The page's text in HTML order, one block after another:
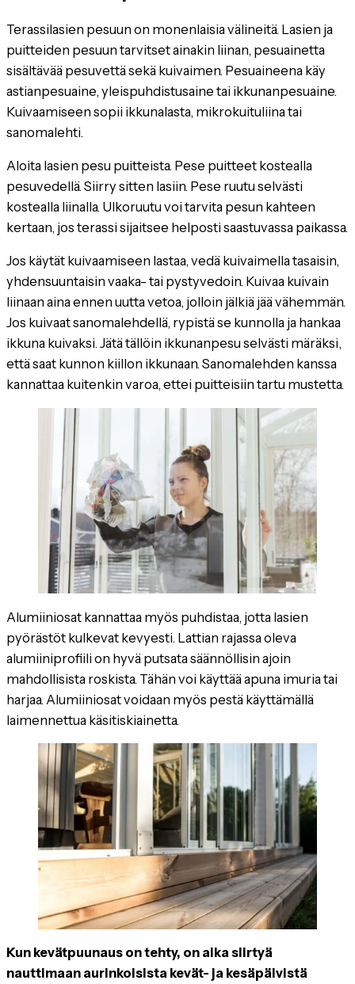
Terassilasien pesuun on monenlaisia välineitä. Lasien ja
puitteiden pesuun tarvitset ainakin liinan, pesuainetta
sisältävää pesuvettä sekä kuivaimen. Pesuaineena käy
astianpesuaine, yleispuhdistusaine tai ikkunanpesuaine.
Kuivaamiseen sopii ikkunalasta, mikrokuituliina tai
sanomalehti.
Aloita lasien pesu puitteista. Pese puitteet kostealla
pesuvedellä. Siirry sitten lasiin. Pese ruutu selvästi
kostealla liinalla. Ulkoruutu voi tarvita pesun kahteen
kertaan, jos terassi sijaitsee helposti saastuvassa paikassa.
Jos käytät kuivaamiseen lastaa, vedä kuivaimella tasaisin,
yhdensuuntaisin vaaka- tai pystyvedoin. Kuivaa kuivain
liinaan aina ennen uutta vetoa, jolloin jälkiä jää vähemmän.
Jos kuivaat sanomalehdellä, rypistä se kunnolla ja hankaa
ikkuna kuivaksi. Jätä tällöin ikkunanpesu selvästi märäksi,
että saat kunnon kiillon ikkunaan. Sanomalehden kanssa
kannattaa kuitenkin varoa, ettei puitteisiin tartu mustetta.
Alumiiniosat kannattaa myös puhdistaa, jotta lasien
pyörästöt kulkevat kevyesti. Lattian rajassa oleva
alumiiniprofiili on hyvä putsata säännöllisin ajoin
mahdollisista roskista. Tähän voi käyttää apuna imuria tai
harjaa. Alumiiniosat voidaan myös pestä käyttämällä
laimennettua käsitiskiainetta.
Kun kevätpuunaus on tehty, on aika siirtyä
nauttimaan aurinkoisista kevät- ja kesäpäivistä